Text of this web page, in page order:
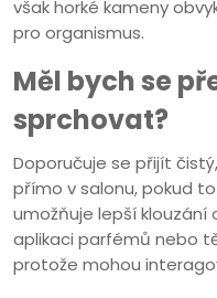
však horké kameny
pro organismus.
Měl bych se
sprchovat?
Doporučuje se přijít
přímo v salonu, pokud
umožňuje lepší klouzání
aplikaci parfémů nebo
protože mohou